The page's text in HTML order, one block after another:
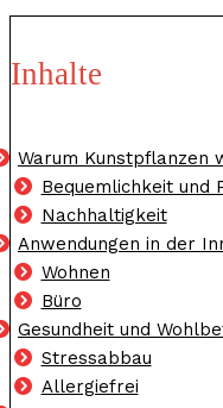
Inhalte
Warum Kunstpflanzen
Bequemlichkeit und
Nachhaltigkeit
Anwendungen in der
Wohnen
Büro
Gesundheit und
Stressabbau
Allergiefrei